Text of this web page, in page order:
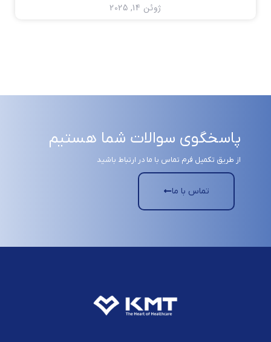
ژوئن 14, 2025
پاسخگوی سوالات شما هستیم
از طریق تکمیل فرم تماس با ما در ارتباط باشید
تماس با ما